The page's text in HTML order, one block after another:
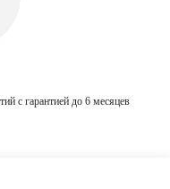
с гарантией до 6 месяцев